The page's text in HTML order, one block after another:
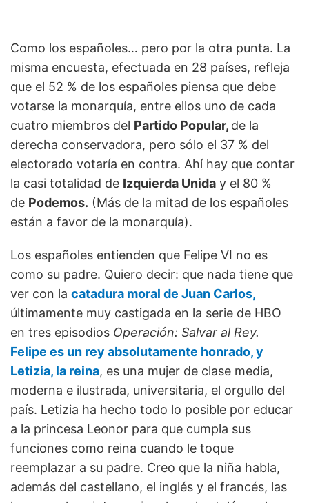
Como los españoles… pero por la otra punta. La
misma encuesta, efectuada en 28 países, refleja
que el 52 % de los españoles piensa que debe
votarse la monarquía, entre ellos uno de cada
cuatro miembros del Partido Popular, de la
derecha conservadora, pero sólo el 37 % del
electorado votaría en contra. Ahí hay que contar
la casi totalidad de Izquierda Unida y el 80 %
de Podemos. (Más de la mitad de los españoles
están a favor de la monarquía).
Los españoles entienden que Felipe VI no es
como su padre. Quiero decir: que nada tiene que
ver con la catadura moral de Juan Carlos,
últimamente muy castigada en la serie de HBO
en tres episodios Operación: Salvar al Rey.
Felipe es un rey absolutamente honrado, y
Letizia, la reina, es una mujer de clase media,
moderna e ilustrada, universitaria, el orgullo del
país. Letizia ha hecho todo lo posible por educar
a la princesa Leonor para que cumpla sus
funciones como reina cuando le toque
reemplazar a su padre. Creo que la niña habla,
además del castellano, el inglés y el francés, las